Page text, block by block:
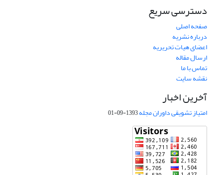
دسترسی سریع
صفحه اصلی
درباره نشریه
اعضای هیات تحریریه
ارسال مقاله
تماس با ما
نقشه سایت
آخرین اخبار
امتیاز تشویقی داوران مجله1393-09-01